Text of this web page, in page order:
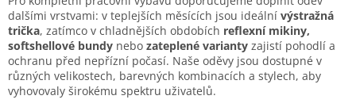
dalšími vrstvami: v teplejších měsících jsou ideální výstražná
trička, zatímco v chladnějších obdobích reflexní mikiny,
softshellové bundy nebo zateplené varianty zajistí pohodlí a
ochranu před nepřízní počasí. Naše oděvy jsou dostupné v
různých velikostech, barevných kombinacích a stylech, aby
vyhovovaly širokému spektru uživatelů.